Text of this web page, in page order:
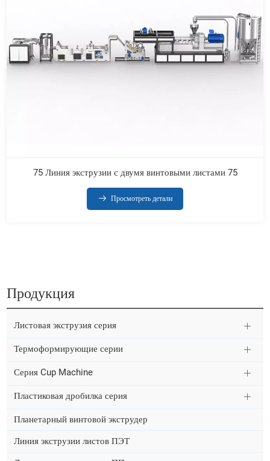
75 Линия экструзии с двумя винтовыми листами 75
Просмотреть детали
Продукция
Листовая экструзия серия
Термоформирующие серии
Серия Cup Machine
Пластиковая дробилка серия
Планетарный винтовой экструдер
Линия экструзии листов ПЭТ